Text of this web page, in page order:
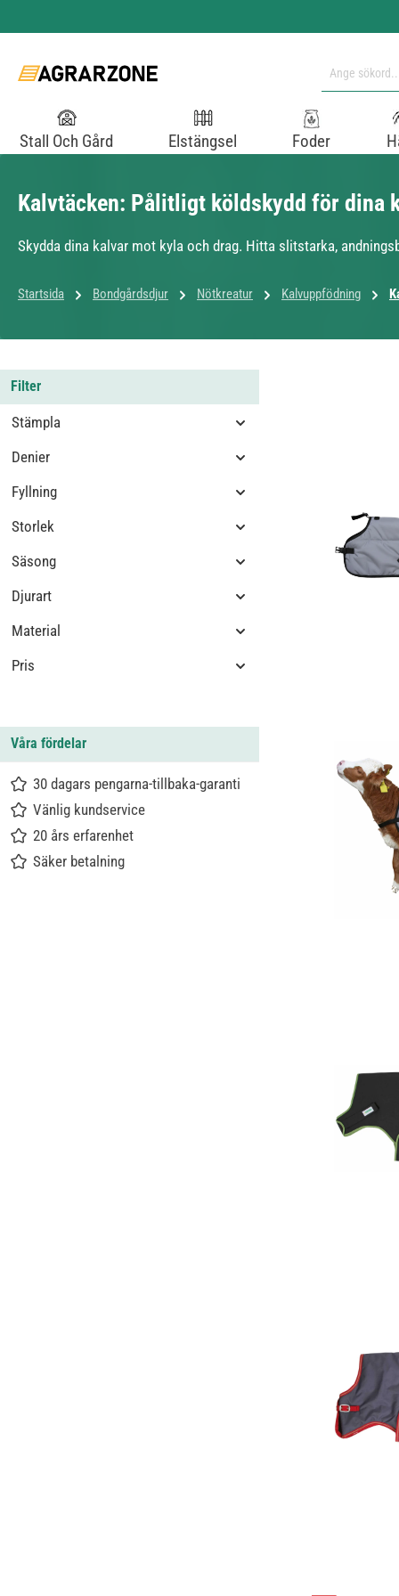
Stall Och Gård Elstängsel Foder
Kalvtäcken: Pålitligt köldskydd för dina
Skydda dina kalvar mot kyla och drag. Hitta slitstarka,
Startsida Bondgårdsdjur Nötkreatur Kalvuppfödning
Filter
Stämpla
Denier
Fyllning
Storlek
Säsong
Djurart
Material
Pris
Våra fördelar
30 dagars pengarna-tillbaka-garanti
Vänlig kundservice
20 års erfarenhet
Säker betalning